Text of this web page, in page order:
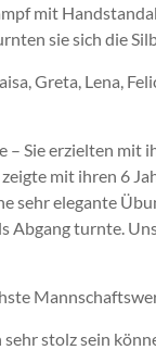
mit
sie sich die
Greta, Lena,
Sie erzielten mit
mit ihren 6
sehr elegante
Abgang turnte.
stolz sein